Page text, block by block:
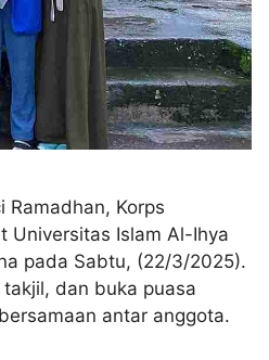
Ramadhan, Korps
Universitas Islam Al-Ihya
pada Sabtu, (22/3/2025).
dan buka puasa
antar anggota.